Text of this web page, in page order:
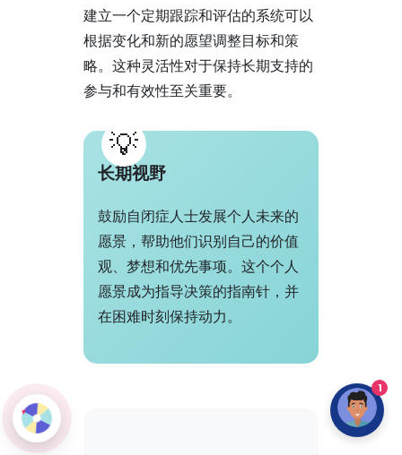
建立一个定期跟踪和评估的系统可以
根据变化和新的愿望调整目标和策
略。这种灵活性对于保持长期支持的
参与和有效性至关重要。
长期视野
鼓励自闭症人士发展个人未来的
愿景，帮助他们识别自己的价值
观、梦想和优先事项。这个个人
愿景成为指导决策的指南针，并
在困难时刻保持动力。
1